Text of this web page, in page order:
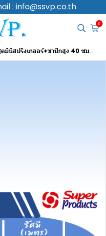
: info@ssvp.co.th
0
ปริงเกลอร์+ขาปักสูง 40 ซม. รุ่น MINI-D SET ปริมาณน้ำ 170 (L/H) รัศมี 0.5-1.0 เมตร รหัส 351-03170-10 บรรจุ 10 ชุด